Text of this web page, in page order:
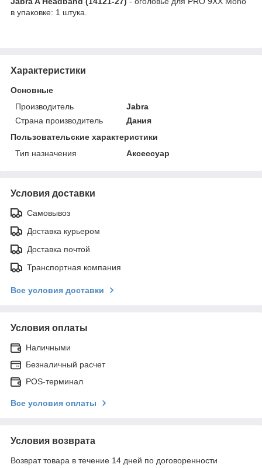
в упаковке: 1 штука.
Характеристики
Основные
Производитель
Jabra
Страна производитель
Дания
Пользовательские характеристики
Тип назначения
Аксессуар
Условия доставки
Самовывоз
Доставка курьером
Доставка почтой
Транспортная компания
Все условия доставки
Условия оплаты
Наличными
Безналичный расчет
POS-терминал
Все условия оплаты
Условия возврата
Возврат товара в течение 14 дней по договоренности